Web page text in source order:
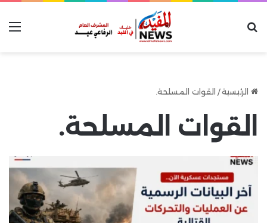
الرئيسية/ القوات المسلحة.
القوات المسلحة.